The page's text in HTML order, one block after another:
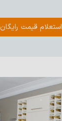
استعلام قیمت رایگان